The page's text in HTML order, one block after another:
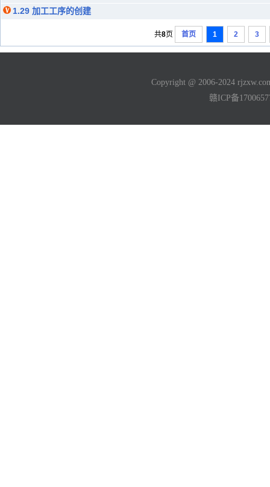
1.29 加工工序的创建
共8页 首页 1 2 3
Copyright @ 2006-2024
赣ICP备